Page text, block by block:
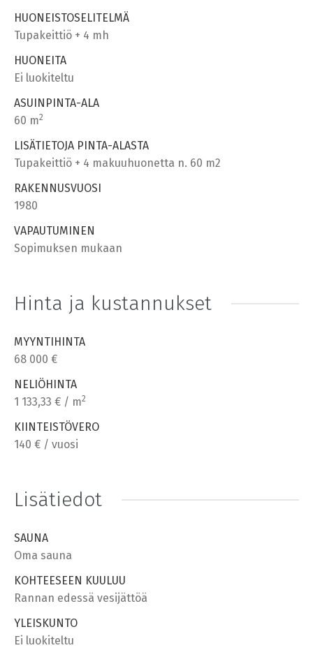
HUONEISTOSELITELMÄ
Tupakeittiö + 4 mh
HUONEITA
Ei luokiteltu
ASUINPINTA-ALA
60 m2
LISÄTIETOJA PINTA-ALASTA
Tupakeittiö + 4 makuuhuonetta n. 60 m2
RAKENNUSVUOSI
1980
VAPAUTUMINEN
Sopimuksen mukaan
Hinta ja kustannukset
MYYNTIHINTA
68 000 €
NELIÖHINTA
1 133,33 € / m2
KIINTEISTÖVERO
140 € / vuosi
Lisätiedot
SAUNA
Oma sauna
KOHTEESEEN KUULUU
Rannan edessä vesijättöä
YLEISKUNTO
Ei luokiteltu